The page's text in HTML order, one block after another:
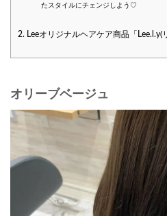
たスタイルにチェンジしよう♡
2. Leeオリジナルヘアケア商品「Lee.l.y(
オリーブベージュ